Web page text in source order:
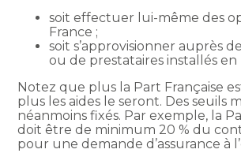
soit effectuer lui-même des
France ;
soit s’approvisionner auprès
ou de prestataires installés en
Notez que plus la Part Française
plus les aides le seront. Des seuils
néanmoins fixés. Par exemple, la
doit être de minimum 20 % du
pour une demande d’assurance à